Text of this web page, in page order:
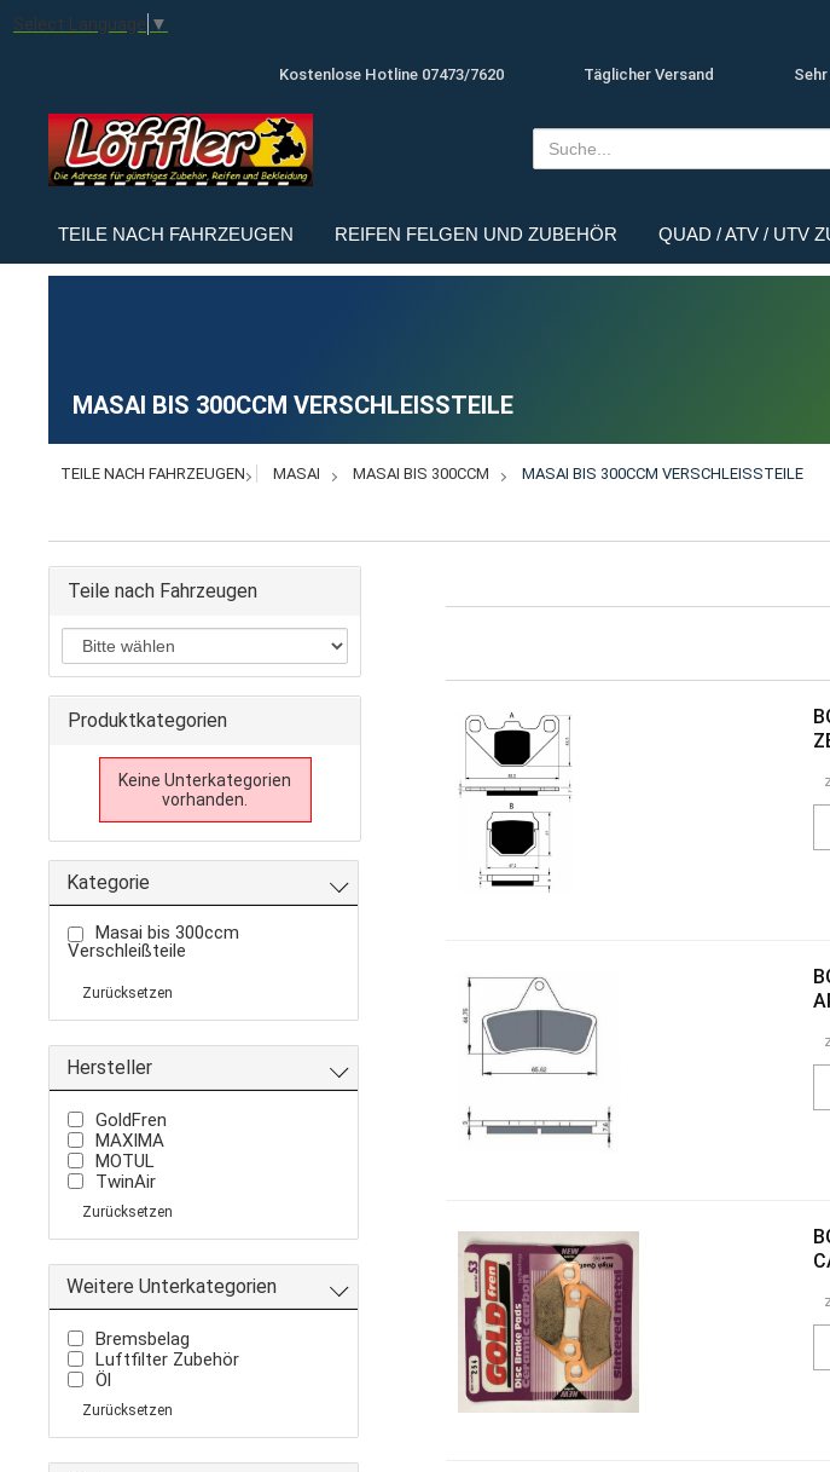
Select Language ▼
Kostenlose Hotline 07473/7620 Täglicher Versand
TEILE NACH FAHRZEUGEN REIFEN FELGEN UND ZUBEHÖR QUAD / ATV / UTV
MASAI BIS 300CCM VERSCHLEISSTEILE
TEILE NACH FAHRZEUGEN MASAI MASAI BIS 300CCM MASAI BIS 300CCM VERSCHLEISSTEILE
Teile nach Fahrzeugen
Produktkategorien
Keine Unterkategorien
vorhanden.
Kategorie
Masai bis 300ccm
Verschleißteile
Zurücksetzen
Hersteller
GoldFren
MAXIMA
MOTUL
TwinAir
Zurücksetzen
Weitere Unterkategorien
Bremsbelag
Luftfilter Zubehör
Öl
Zurücksetzen